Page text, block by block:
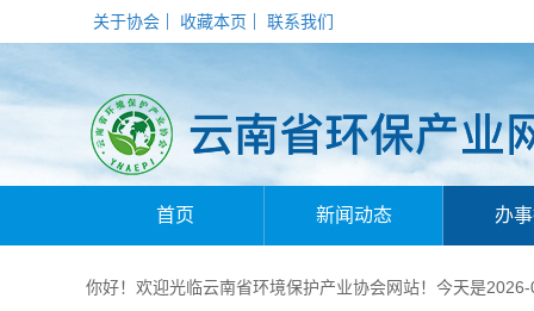
关于协会 收藏本页 联系我们
首页 新闻动态 办
你好！欢迎光临云南省环境保护产业协会网站！今天是